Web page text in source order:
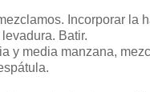
Incorporar la
Batir.
y media manzana,